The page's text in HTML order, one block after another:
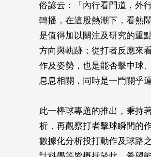
俗諺云：「內行看門道，外
轉播，在這股熱潮下，看熱
是值得加以關注及研究的重
方向與軌跡；從打者反應來
作及姿勢，也是能否擊中球
息息相關，同時是一門關乎
此一棒球專題的推出，秉持
析，再觀察打者擊球瞬間的
數據化分析投打動作及球路